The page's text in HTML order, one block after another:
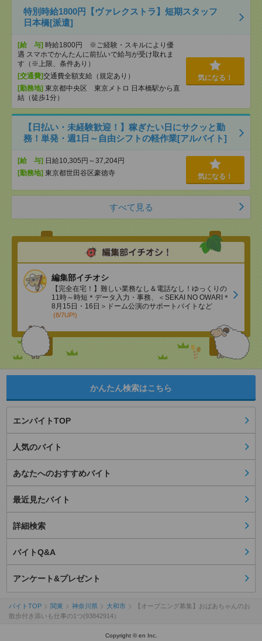
特別時給1800円【ヴァレクストラ】短期スタッフ
日本橋[派遣]
[給 与] 時給1800円 ※ご経験・スキルにより優
遇 スマホでかんたんに前払いで給与が受け取れま
す（※上限、条件あり）
[交通費]交通費全額支給（規定あり）
[勤務地] 東京都中央区 東京メトロ 日本橋駅から直
結（徒歩1分）
気になる！
【日払い・未経験歓迎！】稼ぎたい日にサクッと勤
務！単発・週1日～自由シフトの軽作業[アルバイト]
[給 与] 日給10,305円～37,204円
[勤務地] 東京都世田谷区豪徳寺 気になる！
すべて見る
編集部イチオシ
【完全在宅！】難しい業務なし＆電話なし！ゆっくりの
11時～時短＊データ入力・事務、＜SEKAI NO OWARI＊
8月15日・16日＞ドーム公演のサポートバイトなど
(8/7UP!)
かんたん検索はこちら
エンバイトTOP
人気のバイト
あなたへのおすすめバイト
最近見たバイト
詳細検索
バイトQ&A
アンケート&プレゼント
バイトTOP 関東 神奈川県 大和市
【オープニング募集】おばあちゃんのお
散歩付き添いも仕事の1つ(93842914）
Copyright © en Inc.